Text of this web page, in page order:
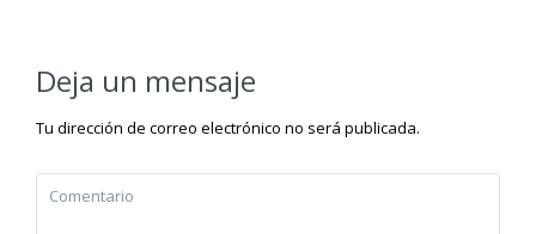
Deja un mensaje
Tu dirección de correo electrónico no será publicada.